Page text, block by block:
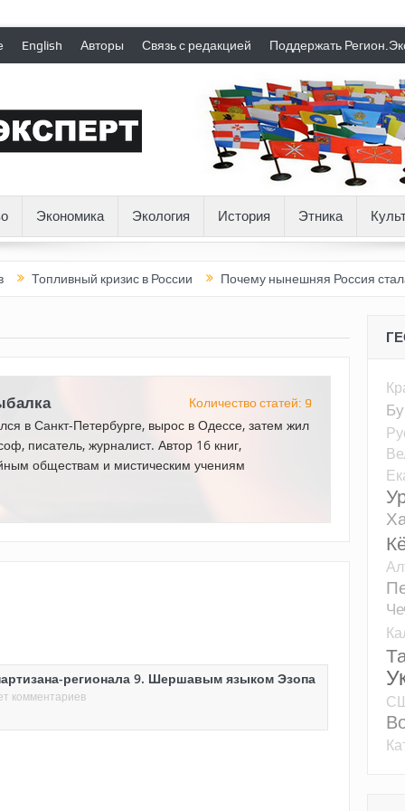
English Авторы Связь с редакцией Поддержать
Экономика Экология История Этника
кризис в России Почему нынешняя Россия стала хуже,
Количество статей: 9
в Санкт-Петербурге, вырос в Одессе, затем жил
писатель, журналист. Автор 16 книг,
обществам и мистическим учениям
регионала 9. Шершавым языком Эзопа
комментариев